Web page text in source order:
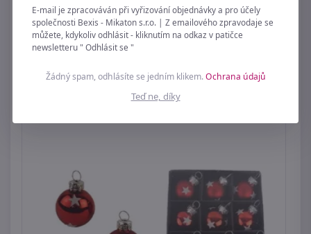
Dekorace kůň X4201 - 11 x 3 x 11 cm
99 Kč
E-mail je zpracováván při vyřizování objednávky a pro účely
společnosti Bexis - Mikaton s.r.o. | Z emailového zpravodaje se
můžete, kdykoliv odhlásit - kliknutím na odkaz v patičce
newsletteru " Odhlásit se "
Žádný spam, odhlásíte se jedním klikem.Ochrana údajů
Teď ne, díky